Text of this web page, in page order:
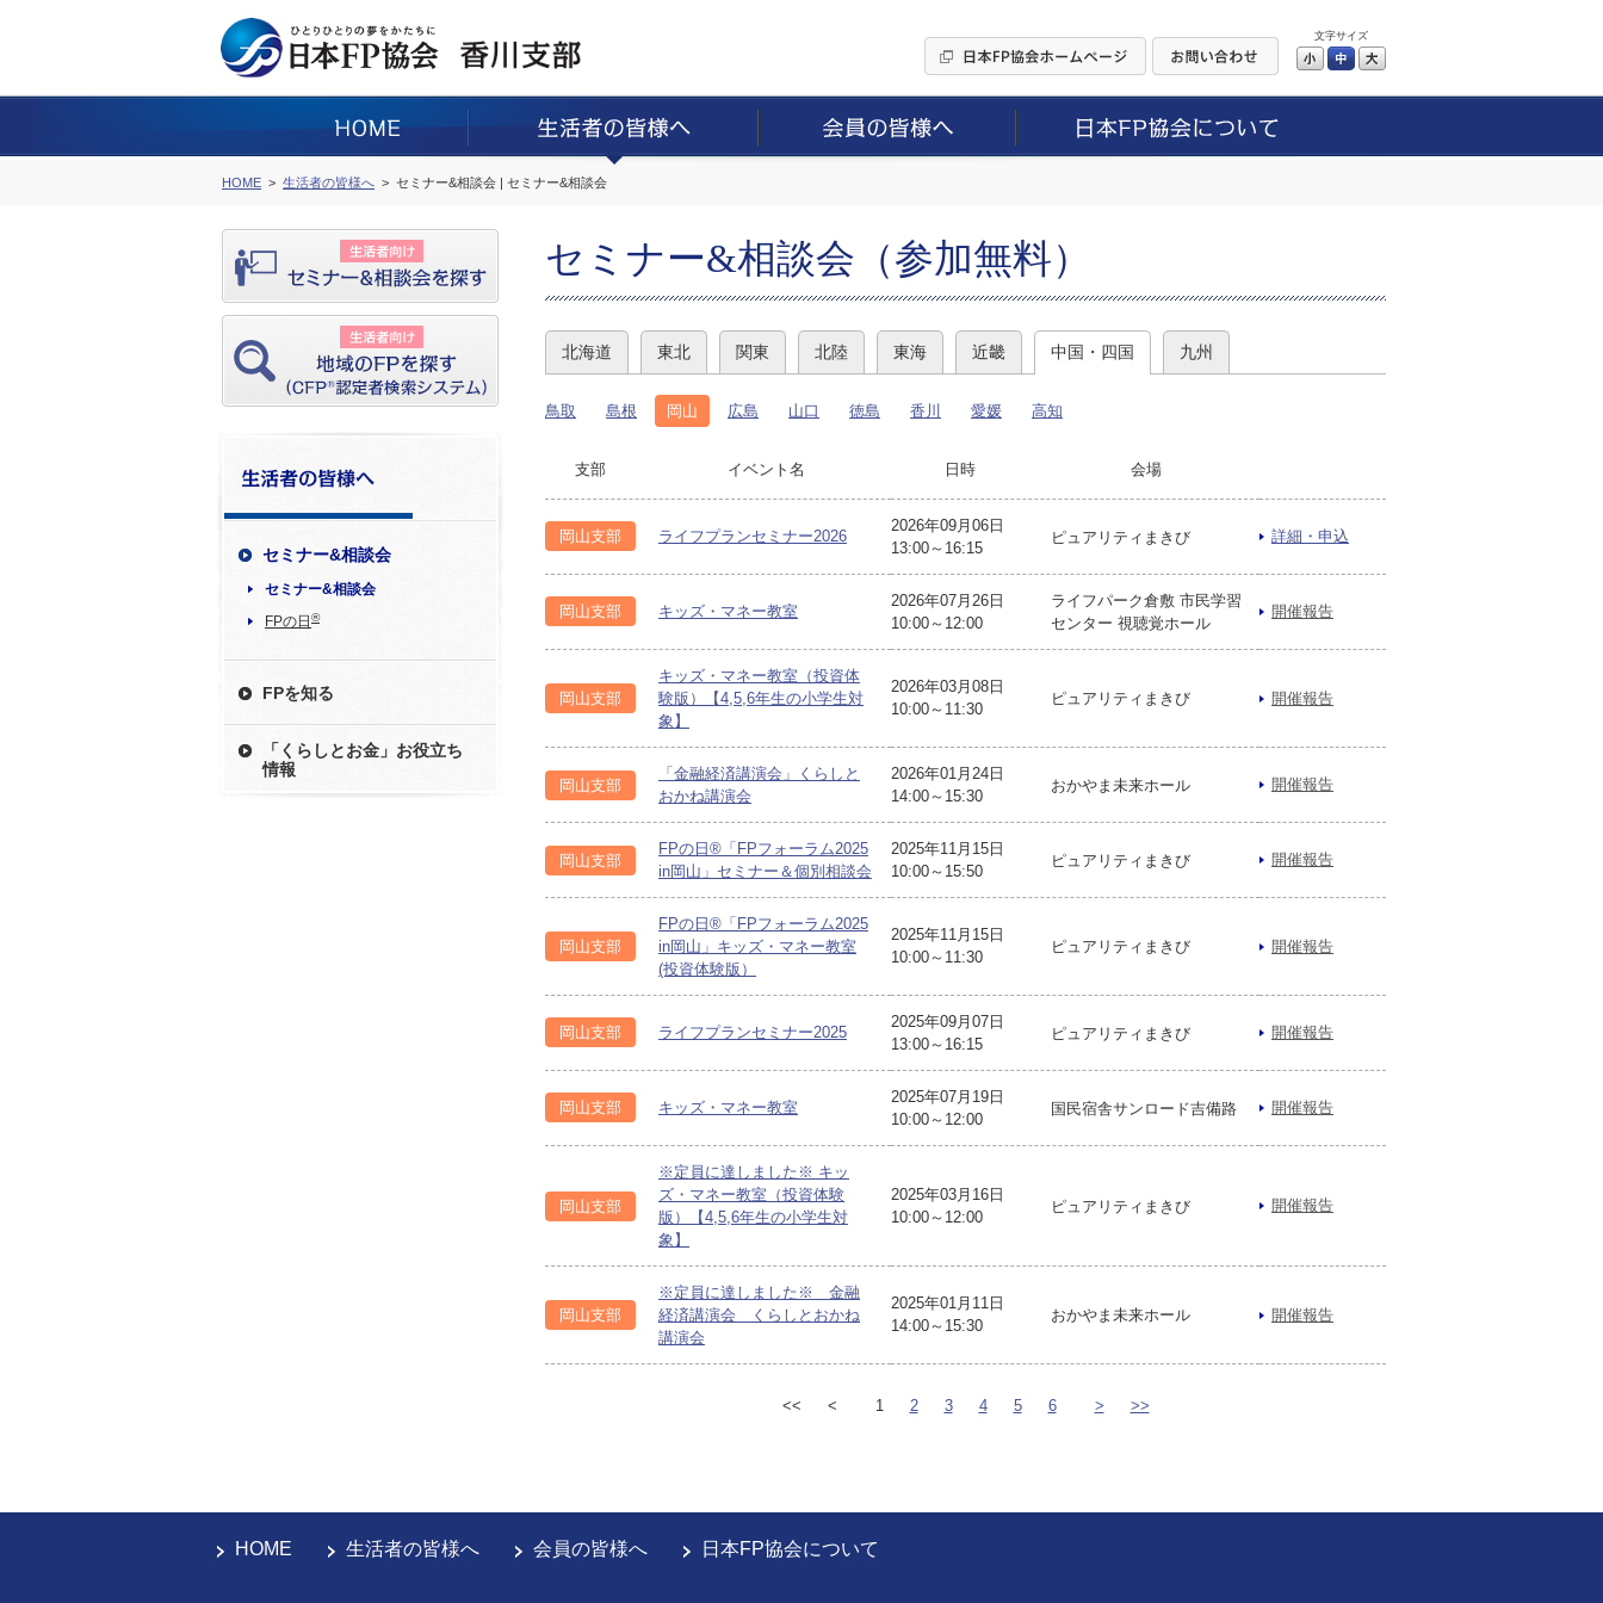
文字サイズ
小 中
HOME 生活者の皆様へ セミナー&相談会 | セミナー&相談会
セミナー&相談会
セミナー&相談会
FPの日 ®
FPを知る
「くらしとお金」お役立ち
情報
セミナー&相談会（参加無料）
北海道 東北 関東 北陸 東海 近畿 中国・四国 九州
鳥取 島根 岡山 広島 山口 徳島 香川 愛媛 高知
支部 イベント名 日時 会場
岡山支部 ライフプランセミナー2026
2026年09月06日
13:00～16:15
ピュアリティまきび 詳細・申込
岡山支部 キッズ・マネー教室
2026年07月26日
10:00～12:00
ライフパーク倉敷 市民学習
センター 視聴覚ホール
開催報告
岡山支部
キッズ・マネー教室（投資体
験版）【4,5,6年生の小学生対
象】
2026年03月08日
10:00～11:30
ピュアリティまきび 開催報告
岡山支部
「金融経済講演会」くらしと
おかね講演会
2026年01月24日
14:00～15:30
おかやま未来ホール 開催報告
岡山支部
FPの日®「FPフォーラム2025
in岡山」セミナー＆個別相談会
2025年11月15日
10:00～15:50
ピュアリティまきび 開催報告
岡山支部
FPの日®「FPフォーラム2025
in岡山」キッズ・マネー教室
(投資体験版）
2025年11月15日
10:00～11:30
ピュアリティまきび 開催報告
岡山支部 ライフプランセミナー2025
2025年09月07日
13:00～16:15
ピュアリティまきび 開催報告
岡山支部 キッズ・マネー教室
2025年07月19日
10:00～12:00
国民宿舎サンロード吉備路 開催報告
岡山支部
※定員に達しました※ キッ
ズ・マネー教室（投資体験
版）【4,5,6年生の小学生対
象】
2025年03月16日
10:00～12:00
ピュアリティまきび 開催報告
岡山支部
※定員に達しました※ 金融
経済講演会 くらしとおかね
講演会
2025年01月11日
14:00～15:30
おかやま未来ホール 開催報告
<< < 1 2 3 4 5 6 > >>
HOME 生活者の皆様へ 会員の皆様へ 日本FP協会について